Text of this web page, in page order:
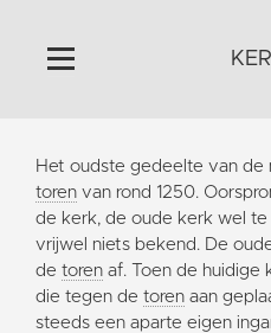
Home
Algemeen
Historie
Omgeving
Activiteiten
Het oudste gedeelte van de
toren van rond 1250.
de kerk, de oude kerk wel
vrijwel niets bekend. De
de toren af. Toen de huidige
die tegen de toren aan
steeds een aparte eigen